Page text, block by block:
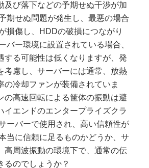
及び落下などの予期せぬ干渉が加
期せぬ問題が発生し、最悪の場合
損傷し、HDDの破損につながり
バー環境に設置されている場合、
する可能性は低くなりますが、発
考慮し、サーバーには通常、放熱
の冷却ファンが装備されていま
の高速回転による筐体の振動は避
イエンドのエンタープライズクラ
ーバーで使用され、高い信頼性が
当に信頼に足るものかどうか、サ
高周波振動の環境下で、通常の伝
るのでしょうか？